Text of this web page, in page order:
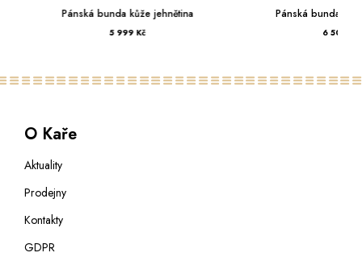
Pánská bunda kůže jehnětina
5 999 Kč
Pánská bunda
6 500 Kč
O Kaře
Aktuality
Prodejny
Kontakty
GDPR